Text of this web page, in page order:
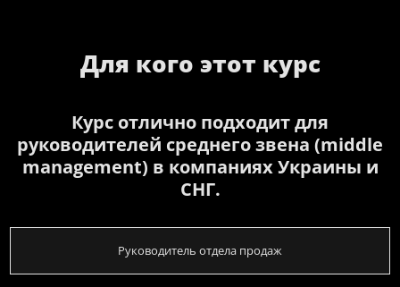
Для кого этот курс
Курс отлично подходит для
руководителей среднего звена (middle
management) в компаниях Украины и
СНГ.
Руководитель отдела продаж